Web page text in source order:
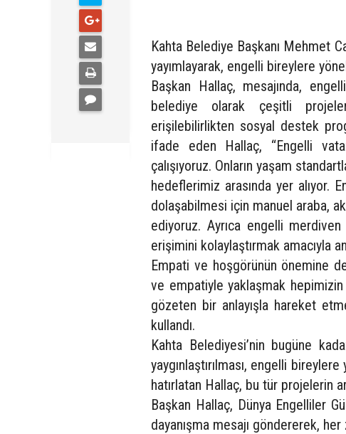
Kahta Belediye Başkanı Mehmet
yayımlayarak, engelli bireylere
Başkan Hallaç, mesajında,
belediye olarak çeşitli
erişilebilirlikten sosyal destek
ifade eden Hallaç, “Engelli
çalışıyoruz. Onların yaşam
hedeflerimiz arasında yer alıyor.
dolaşabilmesi için manuel araba,
ediyoruz. Ayrıca engelli
erişimini kolaylaştırmak amacıyla
Empati ve hoşgörünün önemine
ve empatiyle yaklaşmak hepimizin
gözeten bir anlayışla hareket
kullandı.
Kahta Belediyesi’nin bugüne
yaygınlaştırılması, engelli
hatırlatan Hallaç, bu tür projelerin
Başkan Hallaç, Dünya Engelliler
dayanışma mesajı göndererek,